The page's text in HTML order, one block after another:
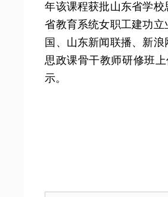
年该课程获批山东省学
省教育系统女职工建功
国、山东新闻联播、新
思政课骨干教师研修班
示。